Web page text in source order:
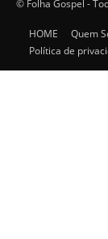
© Folha Gospel -
HOME Quem
Política de